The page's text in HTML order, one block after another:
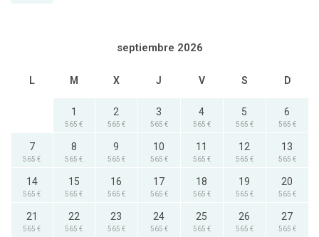
septiembre 2026
L M X J V S D
1
565 €
2
565 €
3
565 €
4
565 €
5
565 €
6
565 €
7
565 €
8
565 €
9
565 €
10
565 €
11
565 €
12
565 €
13
565 €
14
565 €
15
565 €
16
565 €
17
565 €
18
565 €
19
565 €
20
565 €
21
565 €
22
565 €
23
565 €
24
565 €
25
565 €
26
565 €
27
565 €